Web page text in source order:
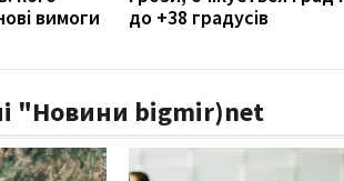
вимоги
до +38 градусів
"Новини bigmir)net